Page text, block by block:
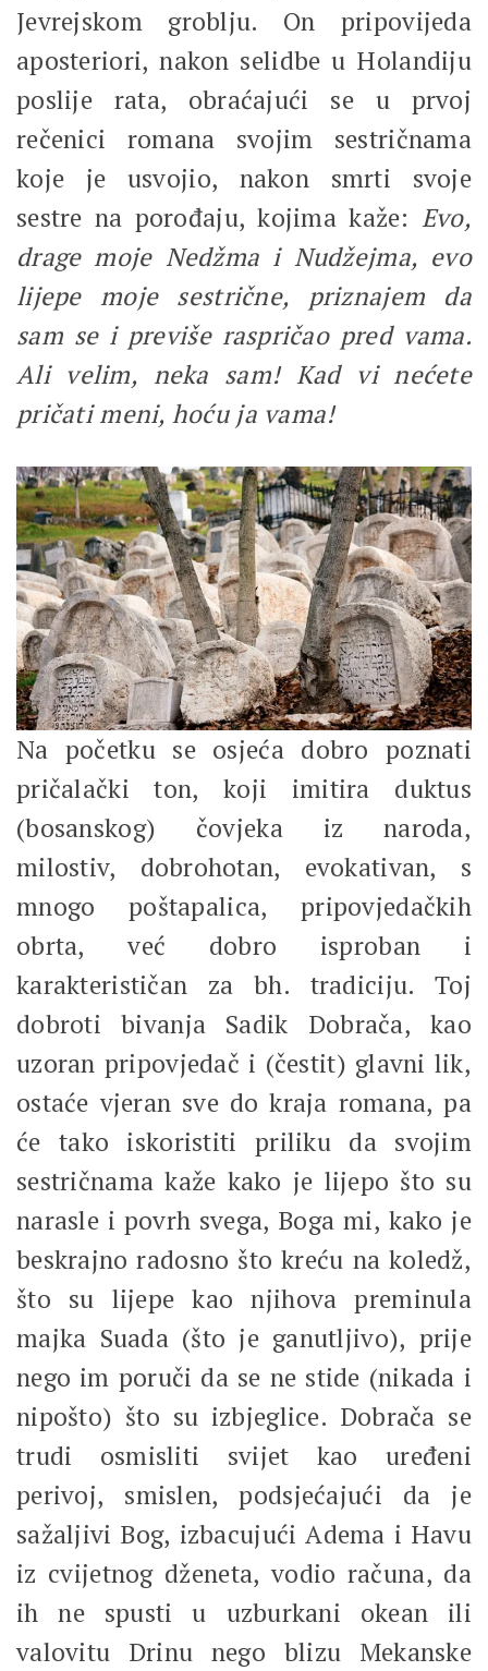
Jevrejskom groblju. On pripovijeda
aposteriori, nakon selidbe u Holandiju
poslije rata, obraćajući se u prvoj
rečenici romana svojim sestričnama
koje je usvojio, nakon smrti svoje
sestre na porođaju, kojima kaže: Evo,
drage moje Nedžma i Nudžejma, evo
lijepe moje sestrične, priznajem da
sam se i previše raspričao pred vama.
Ali velim, neka sam! Kad vi nećete
pričati meni, hoću ja vama!
Na početku se osjeća dobro poznati
pričalački ton, koji imitira duktus
(bosanskog) čovjeka iz naroda,
milostiv, dobrohotan, evokativan, s
mnogo poštapalica, pripovjedačkih
obrta, već dobro isproban i
karakterističan za bh. tradiciju. Toj
dobroti bivanja Sadik Dobrača, kao
uzoran pripovjedač i (čestit) glavni lik,
ostaće vjeran sve do kraja romana, pa
će tako iskoristiti priliku da svojim
sestričnama kaže kako je lijepo što su
narasle i povrh svega, Boga mi, kako je
beskrajno radosno što kreću na koledž,
što su lijepe kao njihova preminula
majka Suada (što je ganutljivo), prije
nego im poruči da se ne stide (nikada i
nipošto) što su izbjeglice. Dobrača se
trudi osmisliti svijet kao uređeni
perivoj, smislen, podsjećajući da je
sažaljivi Bog, izbacujući Adema i Havu
iz cvijetnog dženeta, vodio računa, da
ih ne spusti u uzburkani okean ili
valovitu Drinu nego blizu Mekanske